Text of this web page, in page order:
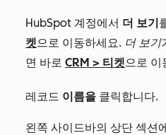
HubSpot 계정에서 더 보기
켓으로 이동하세요. 더 보기
면 바로 CRM > 티켓으로 이
레코드 이름을 클릭합니다.
왼쪽 사이드바의 상단 섹션